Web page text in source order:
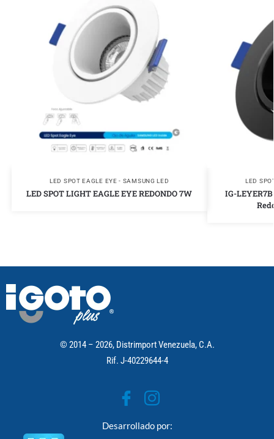
LED SPOT EAGLE EYE - SAMSUNG LED
LED SPOT LIGHT EAGLE EYE REDONDO 7W
LED
IG-
© 2014 – 2026, Distrimport Venezuela, C.A.
Rif. J-40229644-4
Desarrollado por: